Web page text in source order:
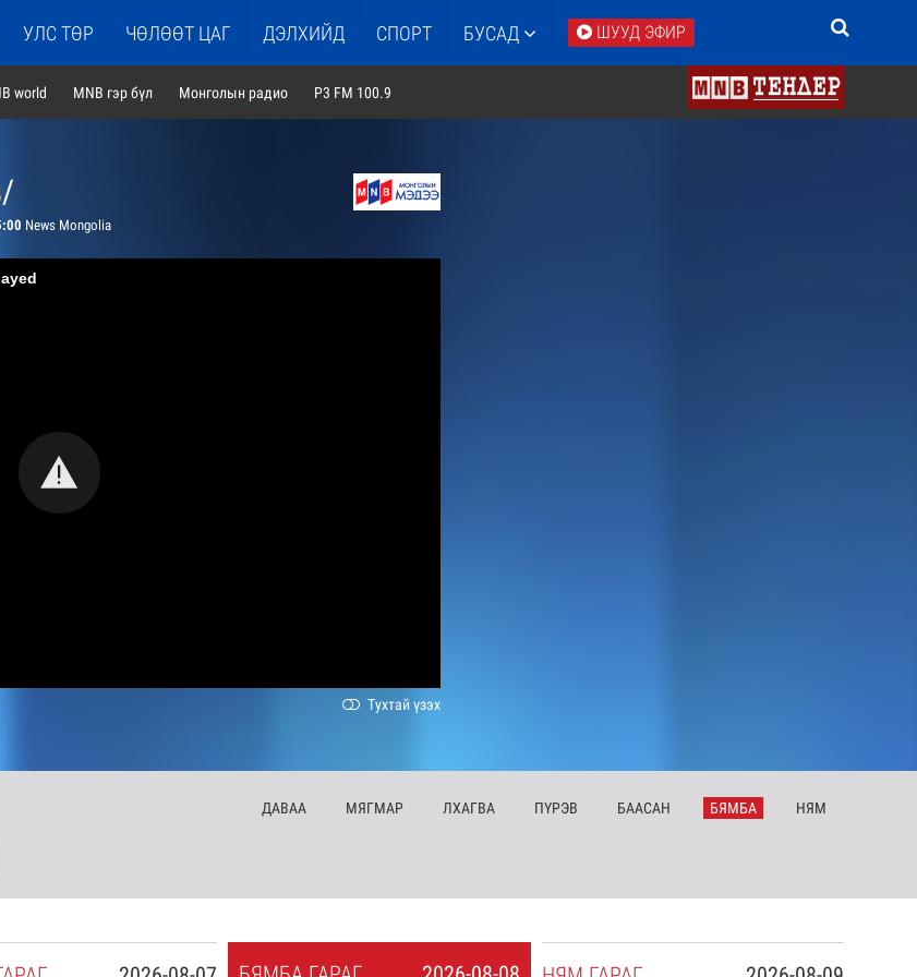
УЛС ТӨР ЧӨЛӨӨТ ЦАГ ДЭЛХИЙД СПОРТ БУСАД ШУУД ЭФИР
world MNB гэр бүл Монголын радио P3 FM 100.9
News Mongolia
Тухтай үзэх
ДАВАА МЯГМАР ЛХАГВА ПҮРЭВ БААСАН БЯМБА НЯМ